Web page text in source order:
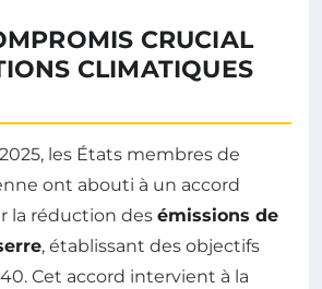
CRUCIAL
CLIMATIQUES
les États membres de
ont abouti à un accord
la réduction des émissions de
, établissant des objectifs
Cet accord intervient à la